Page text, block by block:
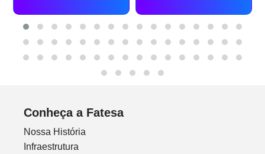
Conheça a Fatesa
Nossa História
Infraestrutura